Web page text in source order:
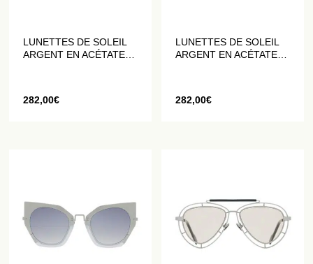
LUNETTES DE SOLEIL
ARGENT EN ACÉTATE
282,00€
LUNETTES DE SOLEIL
ARGENT EN ACÉTATE
282,00€